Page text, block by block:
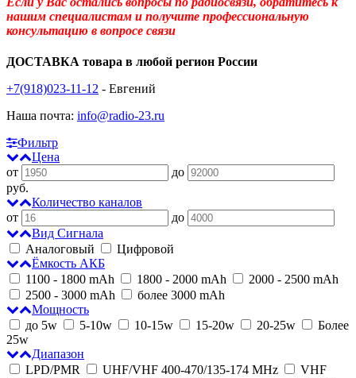
нашим специалистам и получите профессиональную
консультацию в вопросе связи
ДОСТАВКА товара в любой регион России
+7(918)023-11-12 - Евгений
Наша почта: info@radio-23.ru
Фильтр
Цена
от
до
руб.
Количество каналов
от
до
Вид Сигнала
Аналоговый
Цифровой
Ёмкость АКБ
1100 - 1800 mAh
1800 - 2000 mAh
2000 - 2500 mAh
2500 - 3000 mAh
более 3000 mAh
Мощность
до 5w
5-10w 10-15w 15-20w 20-25w
Более
25w
Диапазон
LPD/PMR
UHF/VHF 400-470/135-174 MHz
VHF